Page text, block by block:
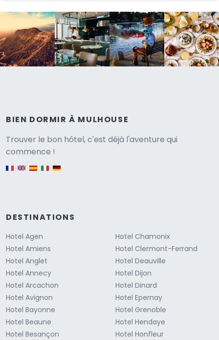
BIEN DORMIR À MULHOUSE
Trouver le bon hôtel, c'est déjà l'aventure qui
commence !
DESTINATIONS
Hotel Agen
Hotel Amiens
Hotel Anglet
Hotel Annecy
Hotel Arcachon
Hotel Avignon
Hotel Bayonne
Hotel Beaune
Hotel Besançon
Hotel Chamonix
Hotel Clermont-Ferrand
Hotel Deauville
Hotel Dijon
Hotel Dinard
Hotel Epernay
Hotel Grenoble
Hotel Hendaye
Hotel Honfleur